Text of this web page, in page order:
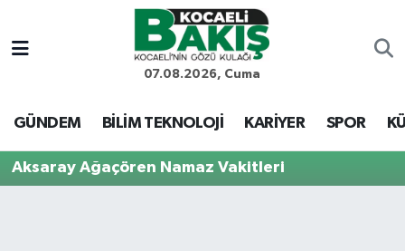
07.08.2026, Cuma
GÜNDEM BİLİM TEKNOLOJİ KARİYER SPOR
Aksaray Ağaçören Namaz Vakitleri
Kocaeli Nöbetçi Eczaneler
Kocaeli Hava Durumu
Kocaeli Trafik Yoğunluk Haritası